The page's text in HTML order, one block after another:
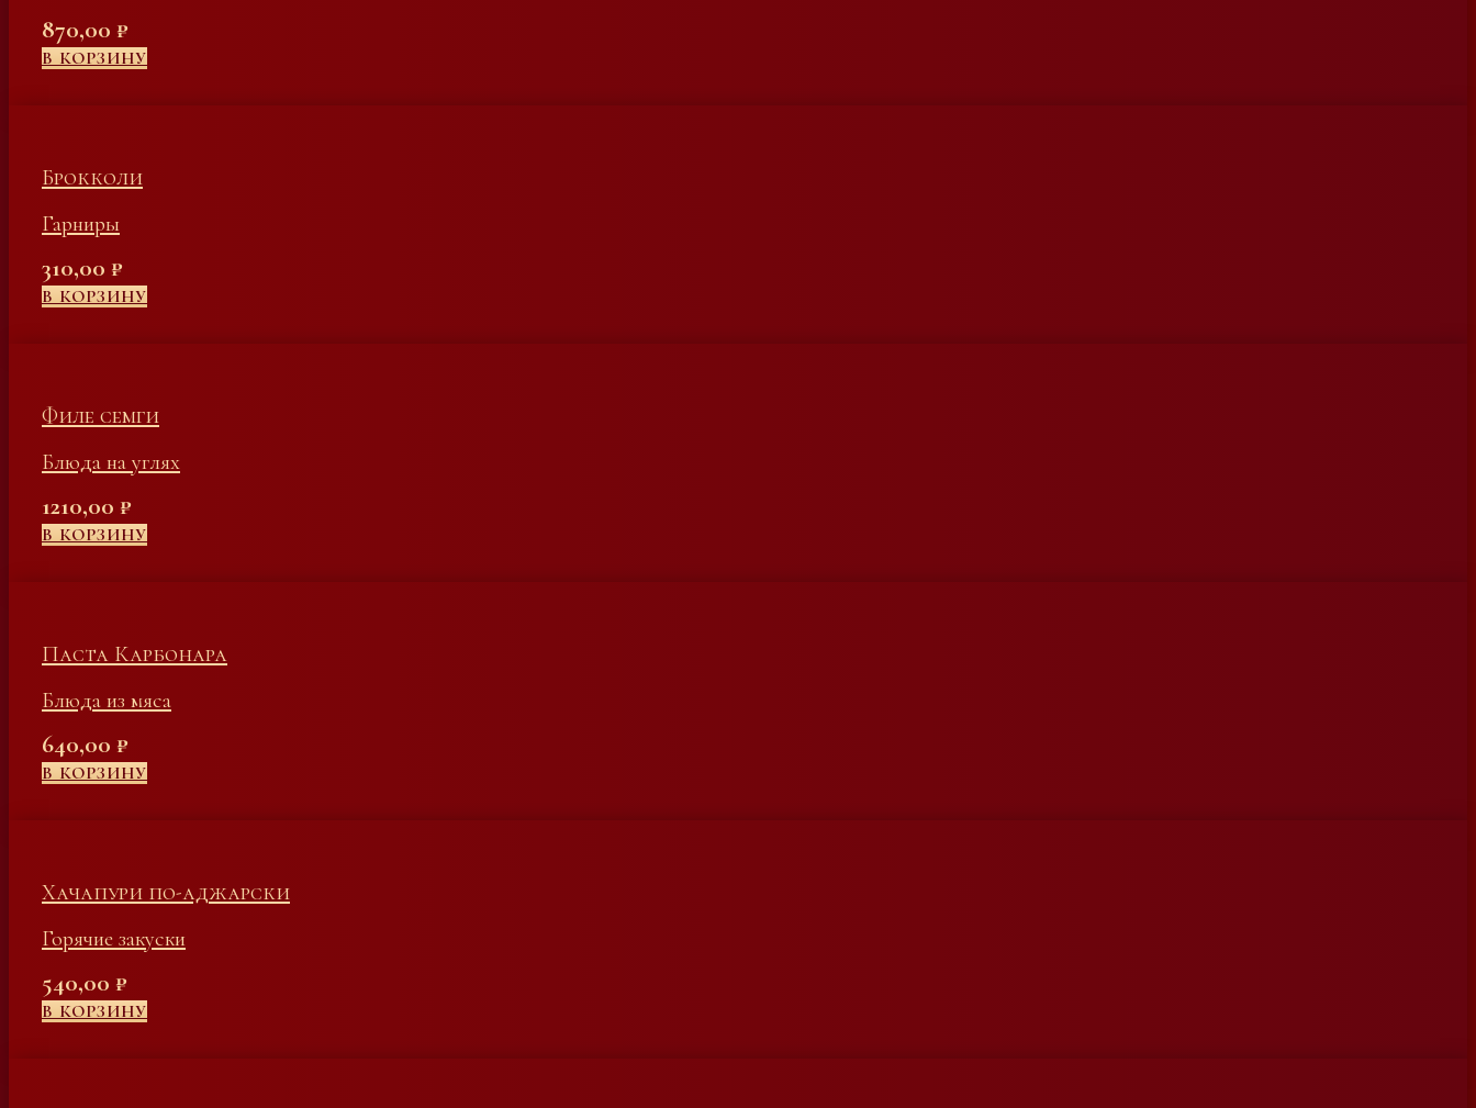
870,00 ₽
В КОРЗИНУ
Брокколи
Гарниры
310,00 ₽
В КОРЗИНУ
Филе семги
Блюда на углях
1210,00 ₽
В КОРЗИНУ
Паста Карбонара
Блюда из мяса
640,00 ₽
В КОРЗИНУ
Хачапури по-аджарски
Горячие закуски
540,00 ₽
В КОРЗИНУ